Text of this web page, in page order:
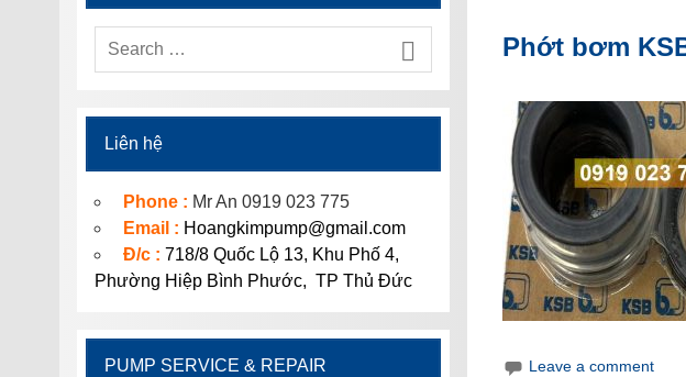
Phớt bơm
Leave a comment
Liên hệ
Phone : Mr An 0919 023 775
Email : Hoangkimpump@gmail.com
Đ/c : 718/8 Quốc Lộ 13, Khu Phố 4,
Phường Hiệp Bình Phước, TP Thủ Đức
PUMP SERVICE & REPAIR